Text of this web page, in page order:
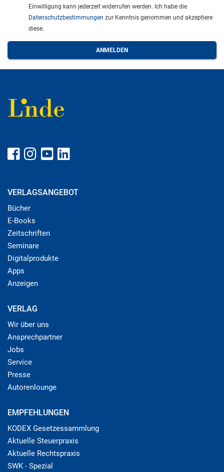
Einwilligung kann jederzeit widerrufen werden. Ich habe die
Datenschutzbestimmungen zur Kenntnis genommen und akzeptiere
diese.
VERLAGSANGEBOT
Bücher
E-Books
Zeitschriften
Seminare
Digitalprodukte
Apps
Anzeigen
VERLAG
Wir über uns
Ansprechpartner
Jobs
Service
Presse
Autorenlounge
EMPFEHLUNGEN
KODEX Gesetzessammlung
Aktuelle Steuerpraxis
Aktuelle Rechtspraxis
SWK - Spezial